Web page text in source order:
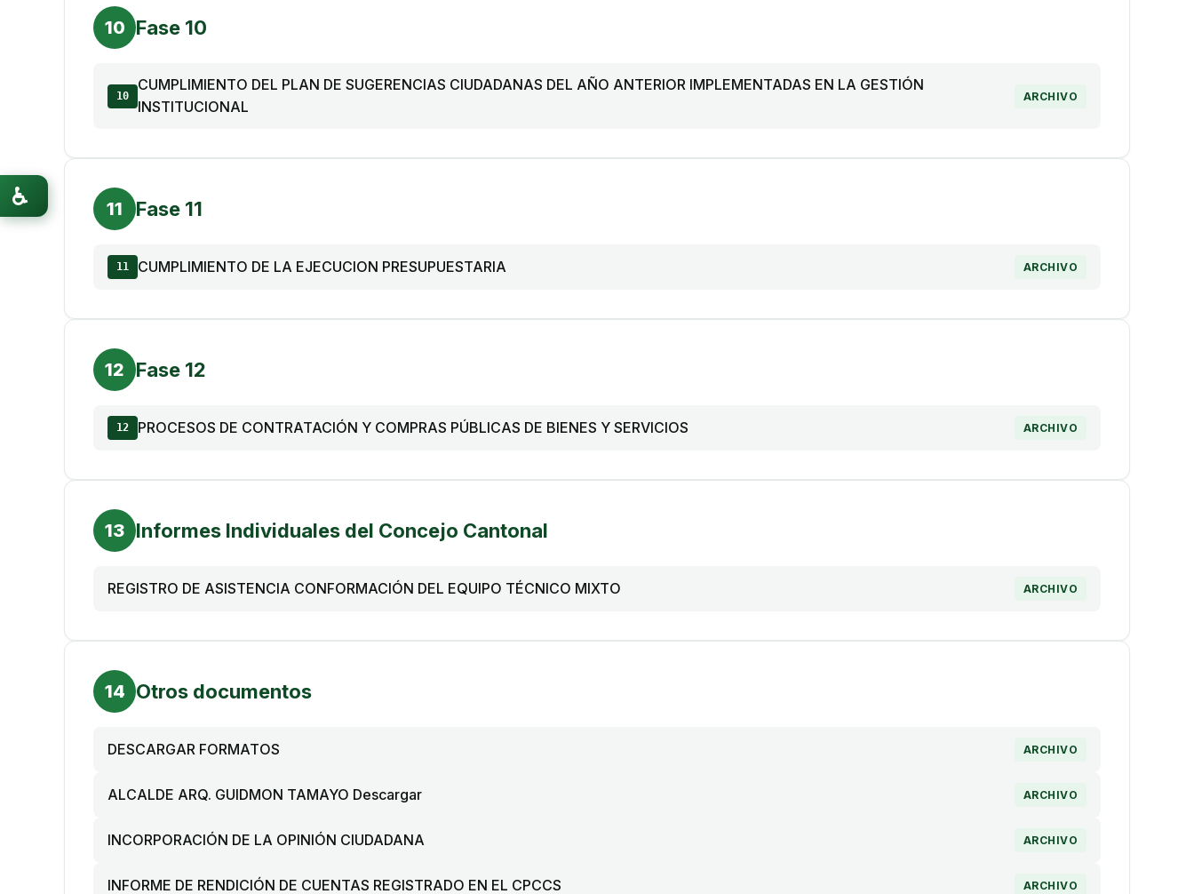
10 Fase 10
10
CUMPLIMIENTO DEL PLAN DE SUGERENCIAS CIUDADANAS DEL AÑO ANTERIOR IMPLEMENTADAS EN LA GESTIÓN
INSTITUCIONAL
ARCHIVO
11 Fase 11
11 CUMPLIMIENTO DE LA EJECUCION PRESUPUESTARIA ARCHIVO
12 Fase 12
12 PROCESOS DE CONTRATACIÓN Y COMPRAS PÚBLICAS DE BIENES Y SERVICIOS ARCHIVO
13 Informes Individuales del Concejo Cantonal
REGISTRO DE ASISTENCIA CONFORMACIÓN DEL EQUIPO TÉCNICO MIXTO ARCHIVO
14 Otros documentos
DESCARGAR FORMATOS ARCHIVO
ALCALDE ARQ. GUIDMON TAMAYO Descargar ARCHIVO
INCORPORACIÓN DE LA OPINIÓN CIUDADANA ARCHIVO
INFORME DE RENDICIÓN DE CUENTAS REGISTRADO EN EL CPCCS ARCHIVO
♿